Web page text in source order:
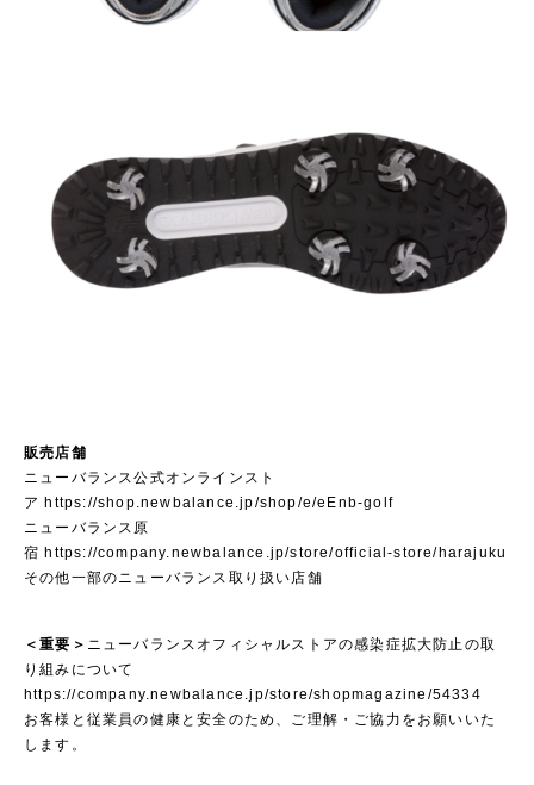
販売店舗
ニューバランス公式オンラインスト
ア https://shop.newbalance.jp/shop/e/eEnb-golf
ニューバランス原
宿 https://company.newbalance.jp/store/official-store/harajuku
その他一部のニューバランス取り扱い店舗
＜重要＞ ニューバランスオフィシャルストアの感染症拡大防止の取
り組みについて
https://company.newbalance.jp/store/shopmagazine/54334
お客様と従業員の健康と安全のため、ご理解・ご協力をお願いいた
します。